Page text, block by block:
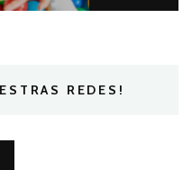
REDES!